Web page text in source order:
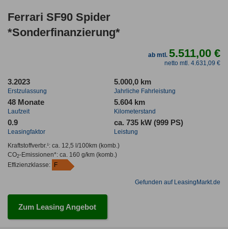
Ferrari SF90 Spider
*Sonderfinanzierung*
ab mtl.5.511,00 €
netto mtl. 4.631,09 €
3.2023
Erstzulassung
5.000,0 km
Jahrliche Fahrleistung
48 Monate
Laufzeit
5.604 km
Kilometerstand
0.9
Leasingfaktor
ca. 735 kW (999 PS)
Leistung
Kraftstoffverbr.¹: ca. 12,5 l/100km(komb.)
CO2-Emissionen*: ca. 160 g/km(komb.)
Effizienzklasse: F
Gefunden auf LeasingMarkt.de
Zum Leasing Angebot